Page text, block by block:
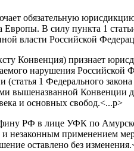
обязательную
В силу пункта 1
власти Российской
Конвенция) признает
нарушения Российской
1 Федерального
вышеназванной Конвенции
и основных свобод.<...p>
РФ в лице УФК по
незаконным применением
оставлено без